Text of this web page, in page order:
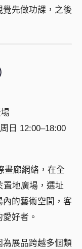
先做功課，之後
日 12:00–18:00
畫廊網絡，在全
置地廣場，選址
的藝術空間，客
好者。
展品跨越多個類